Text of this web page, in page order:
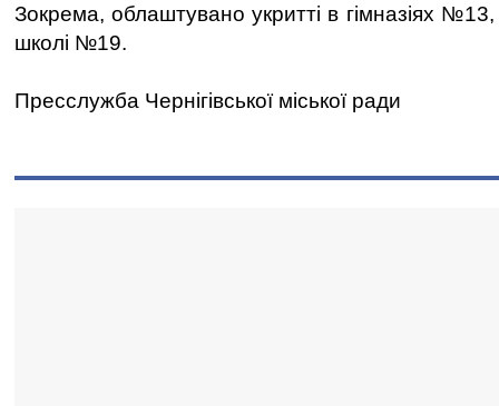
Зокрема, облаштувано укритті в гімназіях
школі №19.
Пресслужба Чернігівської міської ради